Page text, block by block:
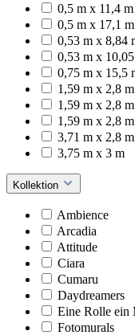
0,5 m x 11,4 m
0,5 m x 17,1 m
0,53 m x 8,84
0,53 m x
0,75 m x 15,5
1,59 m x 2,8 m
1,59 m x 2,8 m
1,59 m x 2,8 m
3,71 m x 2,8 m
3,75 m x 3 m
Kollektion
Ambience
Arcadia
Attitude
Ciara
Cumaru
Daydreamers
Eine Rolle ein
Fotomurals